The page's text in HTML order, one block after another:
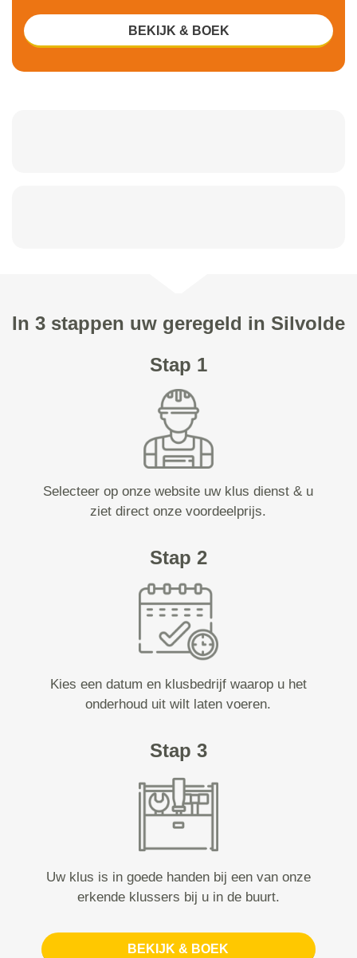
BEKIJK & BOEK
In 3 stappen uw geregeld in Silvolde
Stap 1
Selecteer op onze website uw klus dienst & u
ziet direct onze voordeelprijs.
Stap 2
Kies een datum en klusbedrijf waarop u het
onderhoud uit wilt laten voeren.
Stap 3
Uw klus is in goede handen bij een van onze
erkende klussers bij u in de buurt.
BEKIJK & BOEK